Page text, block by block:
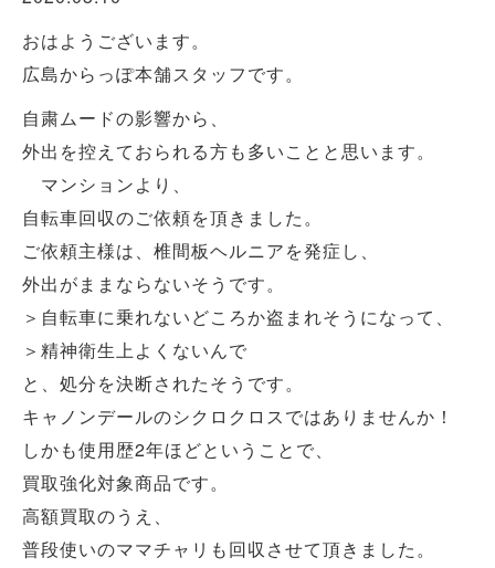
おはようございます。
広島からっぽ本舗スタッフです。
自粛ムードの影響から、
外出を控えておられる方も多いことと思います。
マンションより、
自転車回収のご依頼を頂きました。
ご依頼主様は、椎間板ヘルニアを発症し、
外出がままならないそうです。
＞自転車に乗れないどころか盗まれそうになって、
＞精神衛生上よくないんで
と、処分を決断されたそうです。
キャノンデールのシクロクロスではありませんか！
しかも使用歴2年ほどということで、
買取強化対象商品です。
高額買取のうえ、
普段使いのママチャリも回収させて頂きました。